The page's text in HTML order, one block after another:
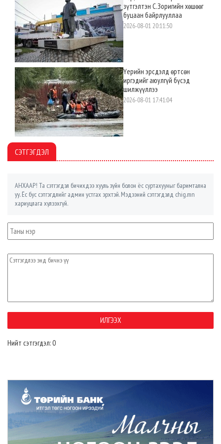
зүтгэлтэн С.Зоригийн хөшөөг
буцаан байрлууллаа
2026-08-01 20:11:50
Үерийн эрсдэлд өртсөн
иргэдийг аюулгүй бүсэд
шилжүүллээ
2026-08-01 17:41:04
СЭТГЭГДЭЛ
АНХААР! Та сэтгэгдэл бичихдээ хууль зүйн болон ёс суртахууныг баримтална
уу. Ёс бус сэтгэгдлийг админ устгах эрхтэй. Мэдээний сэтгэгдэлд chig.mn
хариуцлага хүлээхгүй.
Нийт сэтгэгдэл: 0